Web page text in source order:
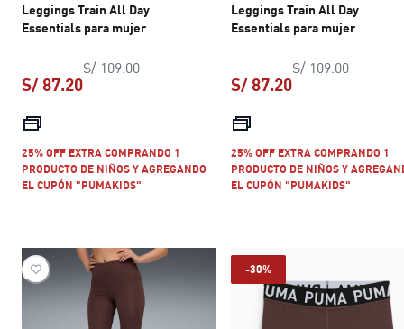
Leggings Train All Day
Essentials para mujer
S/ 109.00precio original S/ 109.00
S/ 87.20
25% OFF EXTRA COMPRANDO 1
PRODUCTO DE NIÑOS Y AGREGANDO
EL CUPÓN "PUMAKIDS"
Leggings Train All Day
Essentials para mujer
S/ 109.00precio
S/ 87.20
25% OFF EXTRA COMPRANDO 1
PRODUCTO DE NIÑOS Y
EL CUPÓN "PUMAKIDS"
-30%